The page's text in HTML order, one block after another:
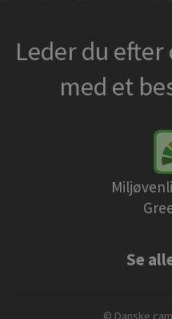
Leder du
med et
Se
© Danske